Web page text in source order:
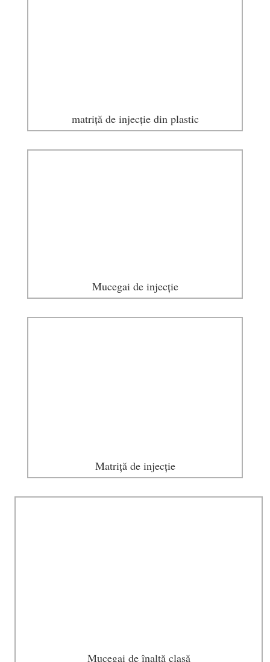
matriță de injecție din plastic
Mucegai de injecție
Matriță de injecție
Mucegai de înaltă clasă